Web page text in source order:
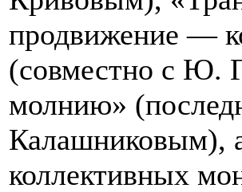
продвижение —
(совместно с Ю.
молнию»
Калашниковым),
коллективных